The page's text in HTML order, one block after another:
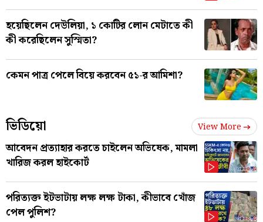
হয়েছিলেন দেউলিয়া, ১ কোটির লোন মেটাতে কী
কী করেছিলেন সুস্মিতা?
কেমন পাত্র পেলে বিয়ে করবেন ৫১-র আমিশা?
ভিডিয়ো View More
আবেদন প্রত্যাহার করতে চাইলেন অভিষেক, মামলা
খারিজ করল হাইকোর্ট
পরিত্যক্ত ইটভাটায় লক্ষ লক্ষ টাকা, কীভাবে খোঁজ
পেল পুলিশ?